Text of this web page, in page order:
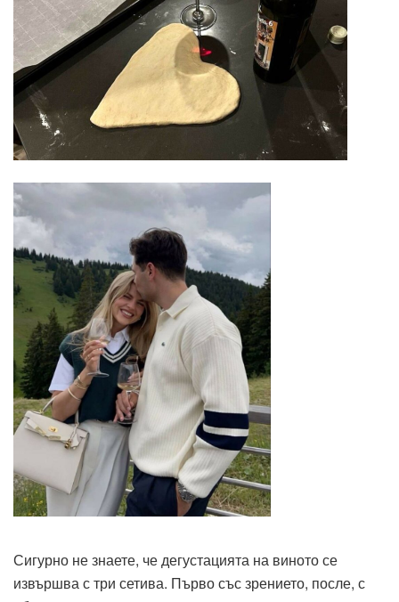
Сигурно не знаете, че дегустацията на виното се
извършва с три сетива. Първо със зрението, после, с